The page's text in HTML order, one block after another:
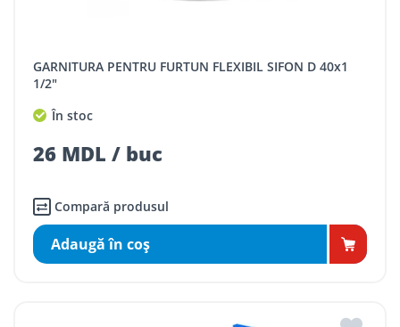
GARNITURA PENTRU FURTUN FLEXIBIL SIFON D 40x1
1/2"
În stoc
26 MDL / buc
Compară produsul
Adaugă în coş